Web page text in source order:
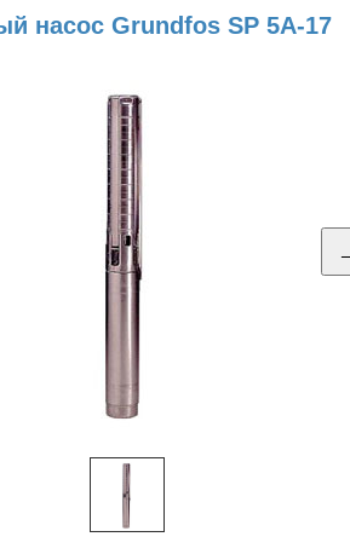
насос Grundfos SP 5A-17